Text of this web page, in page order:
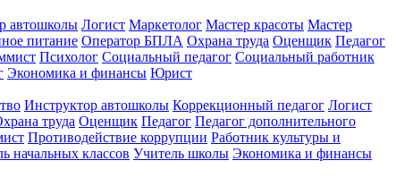
автошколы Логист Маркетолог Мастер красоты Мастер
питание Оператор БПЛА Охрана труда Оценщик Педагог
Психолог Социальный педагог Социальный работник
Экономика и финансы Юрист
Инструктор автошколы Коррекционный педагог Логист
труда Оценщик Педагог Педагог дополнительного
Противодействие коррупции Работник культуры и
начальных классов Учитель школы Экономика и финансы